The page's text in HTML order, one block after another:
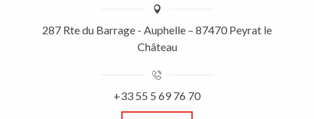
287 Rte du Barrage - Auphelle – 87470 Peyrat le
Château
+33 55 5 69 76 70